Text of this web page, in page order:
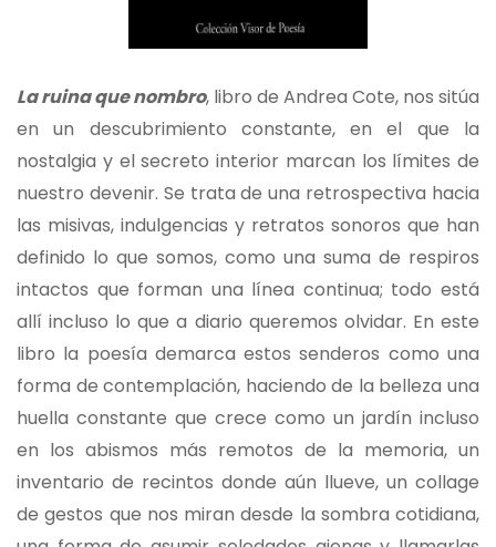
La ruina que nombro, libro de Andrea Cote, nos sitúa
en un descubrimiento constante, en el que la
nostalgia y el secreto interior marcan los límites de
nuestro devenir. Se trata de una retrospectiva hacia
las misivas, indulgencias y retratos sonoros que han
definido lo que somos, como una suma de respiros
intactos que forman una línea continua; todo está
allí incluso lo que a diario queremos olvidar. En este
libro la poesía demarca estos senderos como una
forma de contemplación, haciendo de la belleza una
huella constante que crece como un jardín incluso
en los abismos más remotos de la memoria, un
inventario de recintos donde aún llueve, un collage
de gestos que nos miran desde la sombra cotidiana,